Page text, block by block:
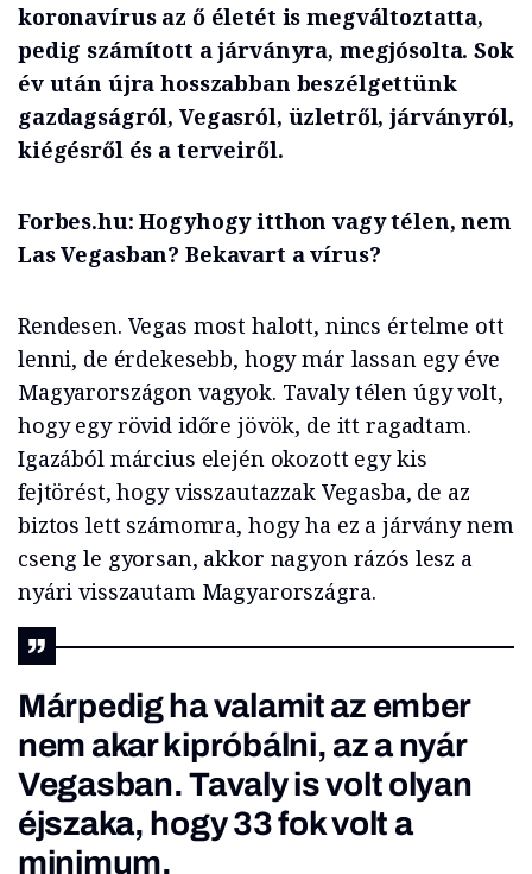
koronavírus az ő életét is megváltoztatta,
pedig számított a járványra, megjósolta. Sok
év után újra hosszabban beszélgettünk
gazdagságról, Vegasról, üzletről, járványról,
kiégésről és a terveiről.
Forbes.hu: Hogyhogy itthon vagy télen, nem
Las Vegasban? Bekavart a vírus?
Rendesen. Vegas most halott, nincs értelme ott
lenni, de érdekesebb, hogy már lassan egy éve
Magyarországon vagyok. Tavaly télen úgy volt,
hogy egy rövid időre jövök, de itt ragadtam.
Igazából március elején okozott egy kis
fejtörést, hogy visszautazzak Vegasba, de az
biztos lett számomra, hogy ha ez a járvány nem
cseng le gyorsan, akkor nagyon rázós lesz a
nyári visszautam Magyarországra.
Márpedig ha valamit az ember
nem akar kipróbálni, az a nyár
Vegasban. Tavaly is volt olyan
éjszaka, hogy 33 fok volt a
minimum.